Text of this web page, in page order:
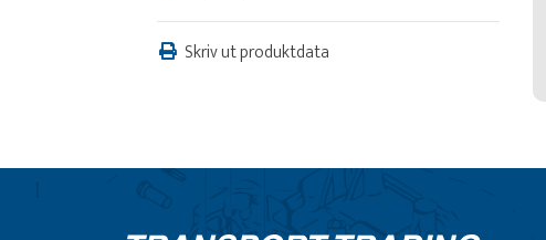
Skriv ut produktdata